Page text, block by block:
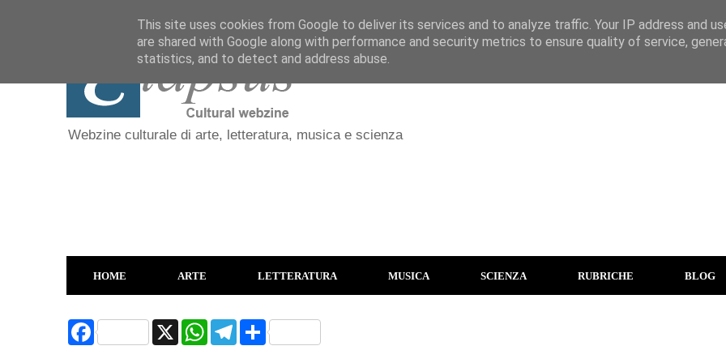
Webzine culturale di arte, letteratura, musica e scienza
HOME ARTE LETTERATURA MUSICA SCIENZA RUBRICHE BLOG
F
a
X
W
T
S
h
This site uses cookies from Google to deliver its services and to analyze traffic. Your IP address and
are shared with Google along with performance and security metrics to ensure quality of service,
statistics, and to detect and address abuse.